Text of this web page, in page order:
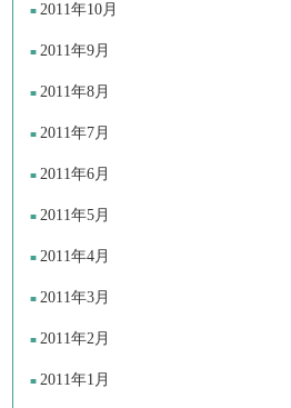
2011年10月
2011年9月
2011年8月
2011年7月
2011年6月
2011年5月
2011年4月
2011年3月
2011年2月
2011年1月